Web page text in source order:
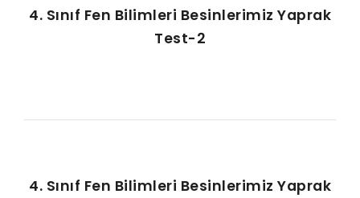
4. Sınıf Fen Bilimleri Besinlerimiz Yaprak
Test-2
4. Sınıf Fen Bilimleri Besinlerimiz Yaprak